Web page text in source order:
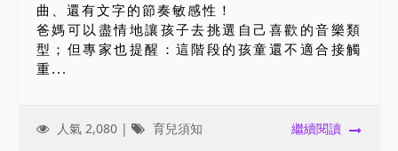
曲、還有文字的節奏敏感性！
爸媽可以盡情地讓孩子去挑選自己喜歡的音樂類
型；但專家也提醒：這階段的孩童還不適合接觸
重...
人氣 2,080 | 育兒須知 繼續閱讀